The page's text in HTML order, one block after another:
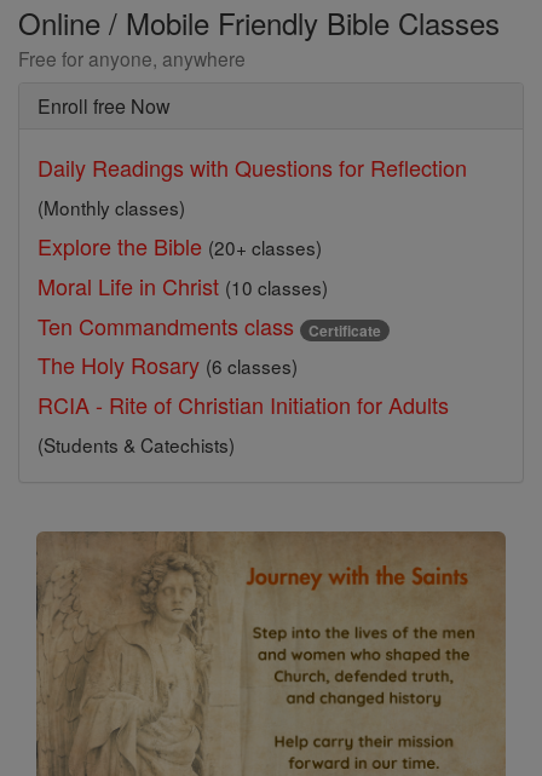
Online / Mobile Friendly Bible Classes
Free for anyone, anywhere
Enroll free Now
Daily Readings with Questions for Reflection
(Monthly classes)
Explore the Bible (20+ classes)
Moral Life in Christ (10 classes)
Ten Commandments class Certificate
The Holy Rosary (6 classes)
RCIA - Rite of Christian Initiation for Adults
(Students & Catechists)